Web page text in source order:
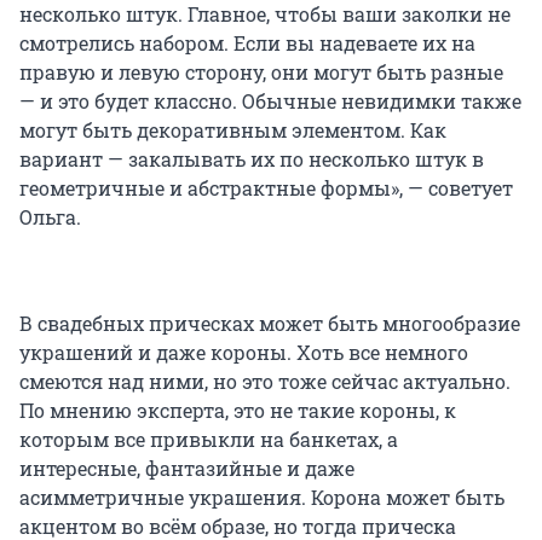
несколько штук. Главное, чтобы ваши заколки не
смотрелись набором. Если вы надеваете их на
правую и левую сторону, они могут быть разные
— и это будет классно. Обычные невидимки также
могут быть декоративным элементом. Как
вариант — закалывать их по несколько штук в
геометричные и абстрактные формы», — советует
Ольга.
В свадебных прическах может быть многообразие
украшений и даже короны. Хоть все немного
смеются над ними, но это тоже сейчас актуально.
По мнению эксперта, это не такие короны, к
которым все привыкли на банкетах, а
интересные, фантазийные и даже
асимметричные украшения. Корона может быть
акцентом во всём образе, но тогда прическа